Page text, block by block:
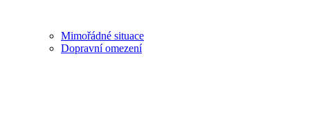
Mimořádné situace
Dopravní omezení